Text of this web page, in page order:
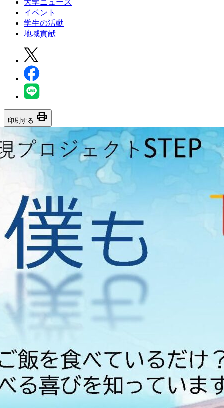
大学ニュース
イベント
学生の活動
地域貢献
印刷する print